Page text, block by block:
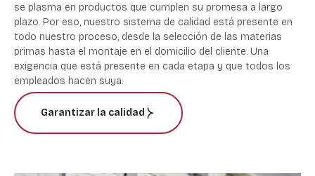
se plasma en productos que cumplen su promesa a largo
plazo. Por eso, nuestro sistema de calidad está presente en
todo nuestro proceso, desde la selección de las materias
primas hasta el montaje en el domicilio del cliente. Una
exigencia que está presente en cada etapa y que todos los
empleados hacen suya.
Garantizar la calidad